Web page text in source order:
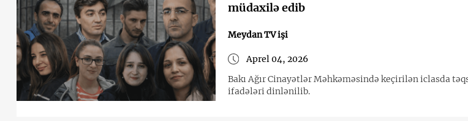
müdaxilə edib
Meydan TV işi
Aprel 04, 2026
Bakı Ağır Cinayətlər Məhkəməsində keçirilən iclasda
ifadələri dinlənilib.